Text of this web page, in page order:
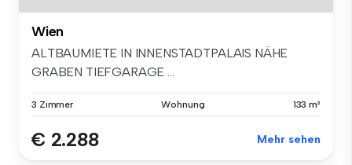
Wien
ALTBAUMIETE IN INNENSTADTPALAIS NÄHE
GRABEN TIEFGARAGE ...
3 Zimmer Wohnung 133 m²
€ 2.288 Mehr sehen